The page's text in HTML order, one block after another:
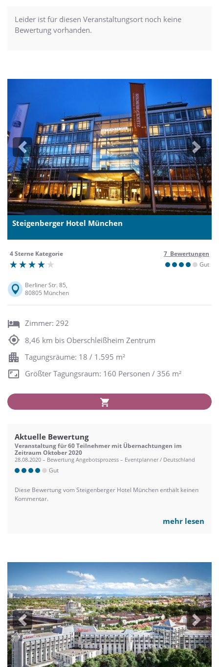
Leider ist für diesen Veranstaltungsort noch keine
Bewertung vorhanden.
Previous Next
Steigenberger Hotel München
4 Sterne Kategorie
7 Bewertungen
Gut
Berliner Str. 85,
80805 München
Zimmer: 292
8,46 km bis Oberschleißheim Zentrum
Tagungsräume: 18 / 1.595 m²
Größter Tagungsraum: 160 Personen / 356 m²
Aktuelle Bewertung
Veranstaltung für 60 Teilnehmer mit Übernachtungen im
Zeitraum Oktober 2020
28.08.2020 – Bewertung Angebotsprozess – Eventplanner / Deutschland
Gut
Diese Bewertung vom Steigenberger Hotel München enthält keinen
Kommentar.
mehr lesen
Previous Next